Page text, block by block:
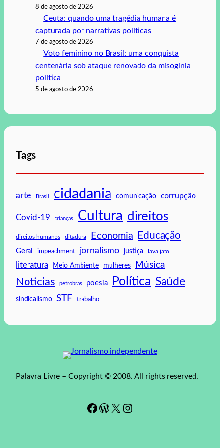
8 de agosto de 2026
Ceuta: quando uma tragédia humana é
capturada por narrativas políticas
7 de agosto de 2026
Voto feminino no Brasil: uma conquista
centenária sob ataque renovado da misoginia
política
5 de agosto de 2026
Tags
arte Brasil cidadania comunicação corrupção
Covid-19 crianças Cultura direitos
direitos humanos ditadura Economia Educação
Geral impeachment jornalismo justiça lava jato
literatura Meio Ambiente mulheres Música
Noticias petrobras poesia Política Saúde
sindicalismo STF trabalho
Palavra Livre – Copyright © 2008. All rights reserved.
Facebook WordPress # Instagram